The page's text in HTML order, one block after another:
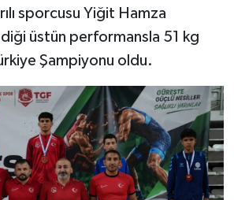
sporcusu Yiğit Hamza
üstün performansla 51 kg
Şampiyonu oldu.